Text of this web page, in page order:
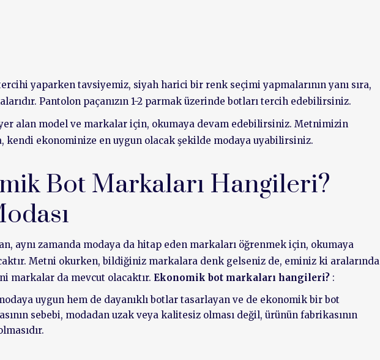
yaparken tavsiyemiz, siyah harici bir renk seçimi yapmalarının yanı sıra,
Pantolon paçanızın 1-2 parmak üzerinde botları tercih edebilirsiniz.
alan model ve markalar için, okumaya devam edebilirsiniz. Metnimizin
kendi ekonominize en uygun olacak şekilde modaya uyabilirsiniz.
Bot Markaları Hangileri?
aynı zamanda modaya da hitap eden markaları öğrenmek için, okumaya
Metni okurken, bildiğiniz markalara denk gelseniz de, eminiz ki aralarında
markalar da mevcut olacaktır. Ekonomik bot markaları hangileri? :
uygun hem de dayanıklı botlar tasarlayan ve de ekonomik bir bot
sebebi, modadan uzak veya kalitesiz olması değil, ürünün fabrikasının